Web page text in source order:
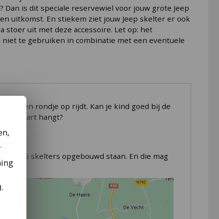
Dan is dit speciale reservewiel voor jouw grote Jeep
uitkomst. En stiekem ziet jouw Jeep skelter er ook
stoer uit met deze accessoire. Let op: het
niet te gebruiken in combinatie met een eventuele
een lekke band komt te staan? Dan is dit
eens extra stoer uit met deze accessoire.
met de grote
BERG Jeep skelter
er een rondje op rijdt. Kan je kind goed bij de
de gocart hangt?
skelters opgebouwd staan. En die mag